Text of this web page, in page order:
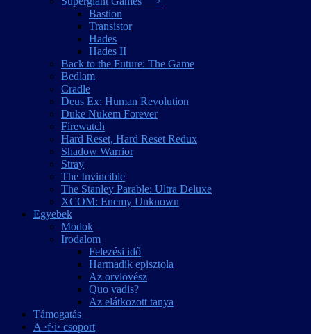
Bastion
Transistor
Hades
Hades II
Back to the Future: The Game
Bedlam
Cradle
Deus Ex: Human Revolution
Duke Nukem Forever
Firewatch
Hard Reset, Hard Reset Redux
Shadow Warrior
Stray
The Invincible
The Stanley Parable: Ultra Deluxe
XCOM: Enemy Unknown
Egyebek
Modok
Irodalom
Felezési idő
Harmadik episztola
Az orvlövész
Quo vadis?
Az elátkozott tanya
Támogatás
A ·f·i· csoport